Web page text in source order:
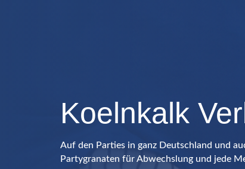
Koelnkalk
Auf den Parties in ganz Deutschland und
Partygranaten für Abwechslung und jede